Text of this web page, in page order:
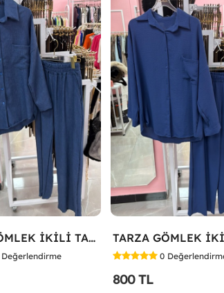
TARZA GÖMLEK İKİLİ TAKIM KOT KUMAŞ Mavi
Değerlendirme 0
800 TL